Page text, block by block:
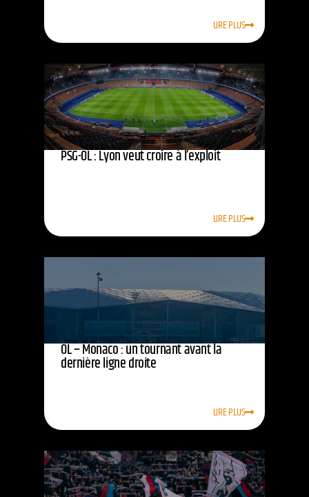
LIRE PLUS
PSG-OL : Lyon veut croire à l’exploit
LIRE PLUS
OL – Monaco : un tournant avant la
dernière ligne droite
LIRE PLUS